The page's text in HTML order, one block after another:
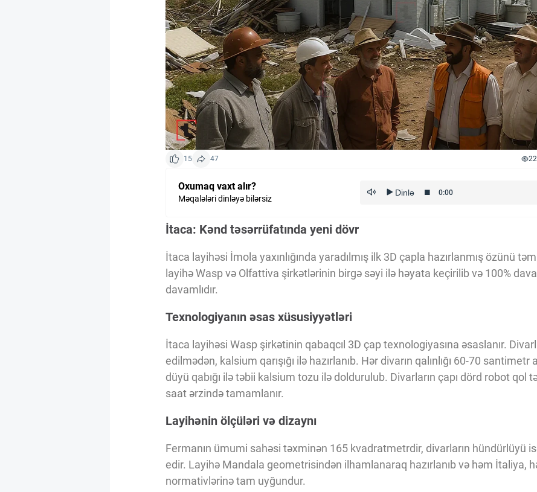
Kriptovalyuta
ÇƏRƏZLƏR SİYASƏTİ
İSTIFADƏ ŞƏRTLƏRİ
MƏXFİLİK SİYASƏTİ
Haqqımızda
Vizyoner Baxışı
Innovasiya Bələdçisi
Gələcəyin Təhlili
Podkastlar
15 47
Oxumaq vaxt alır?
Məqalələri dinləyə bilərsiz
İtaca: Kənd təsərrüfatında yeni dövr
İtaca layihəsi İmola yaxınlığında yaradılmış ilk 3D çapla hazırlanmış özünü
layihə Wasp və Olfattiva şirkətlərinin birgə səyi ilə həyata keçirilib və 100%
davamlıdır.
Texnologiyanın əsas xüsusiyyətləri
İtaca layihəsi Wasp şirkətinin qabaqcıl 3D çap texnologiyasına əsaslanır.
edilmədən, kalsium qarışığı ilə hazırlanıb. Hər divarın qalınlığı 60-70 santimetr
düyü qabığı ilə təbii kalsium tozu ilə doldurulub. Divarların çapı dörd robot qol
saat ərzində tamamlanır.
Layihənin ölçüləri və dizaynı
Fermanın ümumi sahəsi təxminən 165 kvadratmetrdir, divarların hündürlüyü
edir. Layihə Mandala geometrisindən ilhamlanaraq hazırlanıb və həm İtaliya,
normativlərinə tam uyğundur.